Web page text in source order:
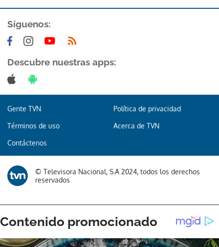
Síguenos:
Descubre nuestras apps:
Gente TVN Política de privacidad
Términos de uso Acerca de TVN
Contáctenos
© Televisora Nacional, S.A 2024, todos los derechos
reservados